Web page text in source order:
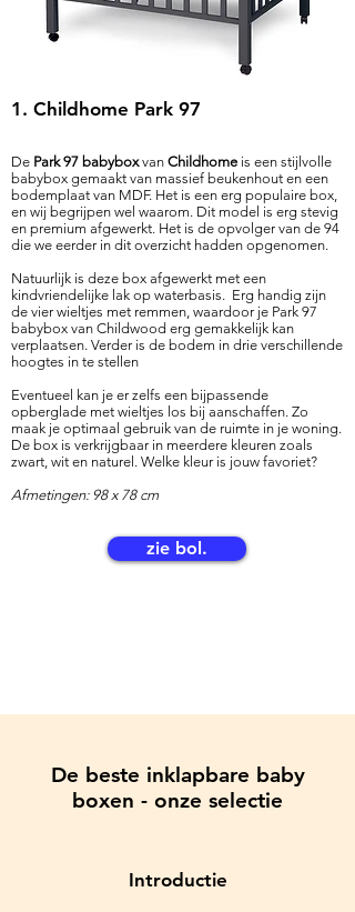
1. Childhome Park 97
De Park 97 babyboxvan Childhome is een stijlvolle
babybox gemaakt van massief beukenhout en een
bodemplaat van MDF. Het is een erg populaire box,
en wij begrijpen wel waarom. Dit model is erg stevig
en premium afgewerkt. Het is de opvolger van de 94
die we eerder in dit overzicht hadden opgenomen.
Natuurlijk is deze box afgewerkt met een
kindvriendelijke lak op waterbasis. Erg handig zijn
de vier wieltjes met remmen, waardoor je Park 97
babybox van Childwood erg gemakkelijk kan
verplaatsen. Verder is de bodem in drie verschillende
hoogtes in te stellen
Eventueel kan je er zelfs een bijpassende
opberglade met wieltjes los bij aanschaffen. Zo
maak je optimaal gebruik van de ruimte in je woning.
De box is verkrijgbaar in meerdere kleuren zoals
zwart, wit en naturel. Welke kleur is jouw favoriet?
Afmetingen: 98 x 78 cm
zie bol.
De beste inklapbare baby
boxen - onze selectie
Introductie